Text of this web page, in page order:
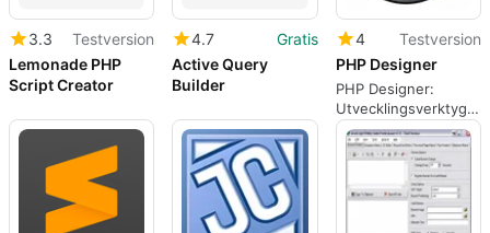
3.3
Testversion
Lemonade PHP
Script Creator
4.7
Gratis
Active Query
Builder
4
Testversion
PHP Designer
PHP Designer:
Utvecklingsverktyg
för PHP